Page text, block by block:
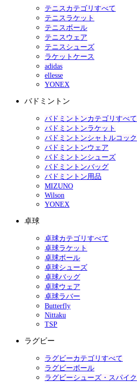
テニスカテゴリすべて
テニスラケット
テニスボール
テニスウェア
テニスシューズ
ラケットケース
adidas
ellesse
YONEX
バドミントン
バドミントンカテゴリすべて
バドミントンラケット
バドミントンシャトルコック
バドミントンウェア
バドミントンシューズ
バドミントンバッグ
バドミントン用品
MIZUNO
Wilson
YONEX
卓球
卓球カテゴリすべて
卓球ラケット
卓球ボール
卓球シューズ
卓球バッグ
卓球ウェア
卓球ラバー
Butterfly
Nittaku
TSP
ラグビー
ラグビーカテゴリすべて
ラグビーボール
ラグビーシューズ・スパイク